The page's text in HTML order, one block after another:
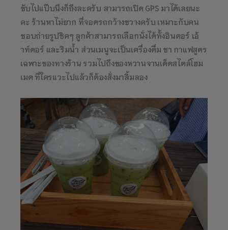
ขับไปแป๊บนึงก็ถึงละครับ สามารถเปิด GPS มาได้เลยนะ
คะ ร้านหาไม่ยาก ที่จอดรถกว้างขวางครับ เหมาะกับคน
ชอบถ่ายรูปชิคๆ ลูกค้าสามารถเลือกนั่งได้ทั้งอินดอร์ เอ้
าท์ดอร์ และริมน้ำ ส่วนเมนูจะเป็นเครื่องดื่ม ชา กาแฟสูตร
เฉพาะของทางร้าน รวมไปถึงของหวานจานเด็ดสไตล์โฮม
เมด ที่ใครแวะไปแล้วก็ต้องสั่งมาลิ้มลอง